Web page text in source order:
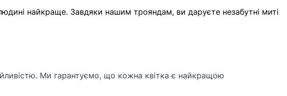
найкраще. Завдяки нашим трояндам, ви даруєте незабутні миті
Ми гарантуємо, що кожна квітка є найкращою